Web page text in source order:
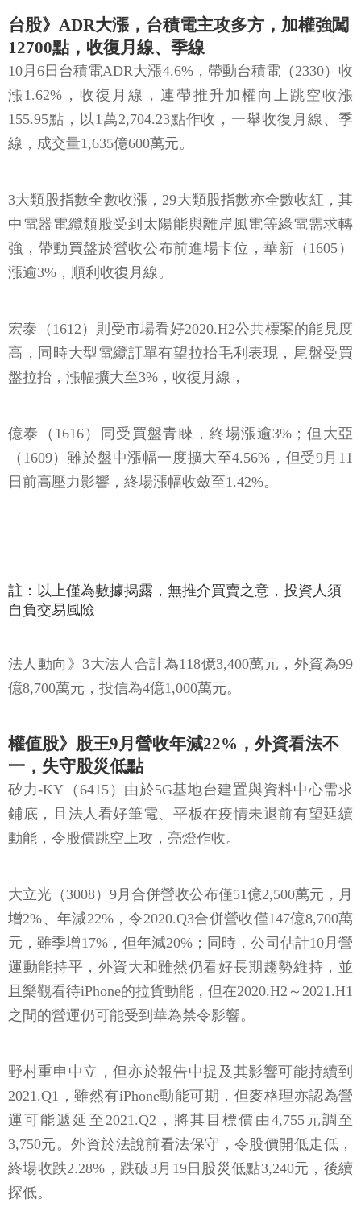
台股》ADR大漲，台積電主攻多方，加權強闖
12700點，收復月線、季線
10月6日台積電ADR大漲4.6%，帶動台積電（2330）收
漲1.62%，收復月線，連帶推升加權向上跳空收漲
155.95點，以1萬2,704.23點作收，一舉收復月線、季
線，成交量1,635億600萬元。
3大類股指數全數收漲，29大類股指數亦全數收紅，其
中電器電纜類股受到太陽能與離岸風電等綠電需求轉
強，帶動買盤於營收公布前進場卡位，華新（1605）
漲逾3%，順利收復月線。
宏泰（1612）則受市場看好2020.H2公共標案的能見度
高，同時大型電纜訂單有望拉抬毛利表現，尾盤受買
盤拉抬，漲幅擴大至3%，收復月線，
億泰（1616）同受買盤青睞，終場漲逾3%；但大亞
（1609）雖於盤中漲幅一度擴大至4.56%，但受9月11
日前高壓力影響，終場漲幅收斂至1.42%。
註：以上僅為數據揭露，無推介買賣之意，投資人須
自負交易風險
法人動向》3大法人合計為118億3,400萬元，外資為99
億8,700萬元，投信為4億1,000萬元。
權值股》股王9月營收年減22%，外資看法不
一，失守股災低點
矽力-KY（6415）由於5G基地台建置與資料中心需求
鋪底，且法人看好筆電、平板在疫情未退前有望延續
動能，令股價跳空上攻，亮燈作收。
大立光（3008）9月合併營收公布僅51億2,500萬元，月
增2%、年減22%，令2020.Q3合併營收僅147億8,700萬
元，雖季增17%，但年減20%；同時，公司估計10月營
運動能持平，外資大和雖然仍看好長期趨勢維持，並
且樂觀看待iPhone的拉貨動能，但在2020.H2～2021.H1
之間的營運仍可能受到華為禁令影響。
野村重申中立，但亦於報告中提及其影響可能持續到
2021.Q1，雖然有iPhone動能可期，但麥格理亦認為營
運可能遞延至2021.Q2，將其目標價由4,755元調至
3,750元。外資於法說前看法保守，令股價開低走低，
終場收跌2.28%，跌破3月19日股災低點3,240元，後續
探低。